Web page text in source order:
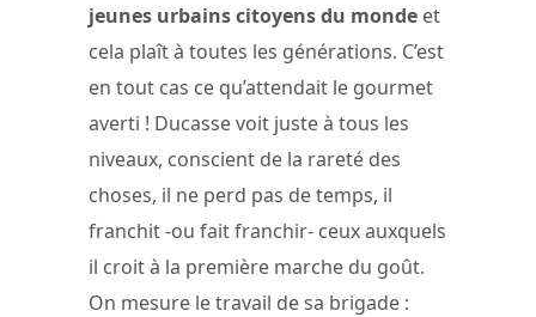
jeunes urbains citoyens du monde et
cela plaît à toutes les générations. C’est
en tout cas ce qu’attendait le gourmet
averti ! Ducasse voit juste à tous les
niveaux, conscient de la rareté des
choses, il ne perd pas de temps, il
franchit -ou fait franchir- ceux auxquels
il croit à la première marche du goût.
On mesure le travail de sa brigade :